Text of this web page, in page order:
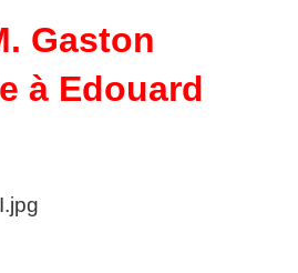
Gaston
à Edouard